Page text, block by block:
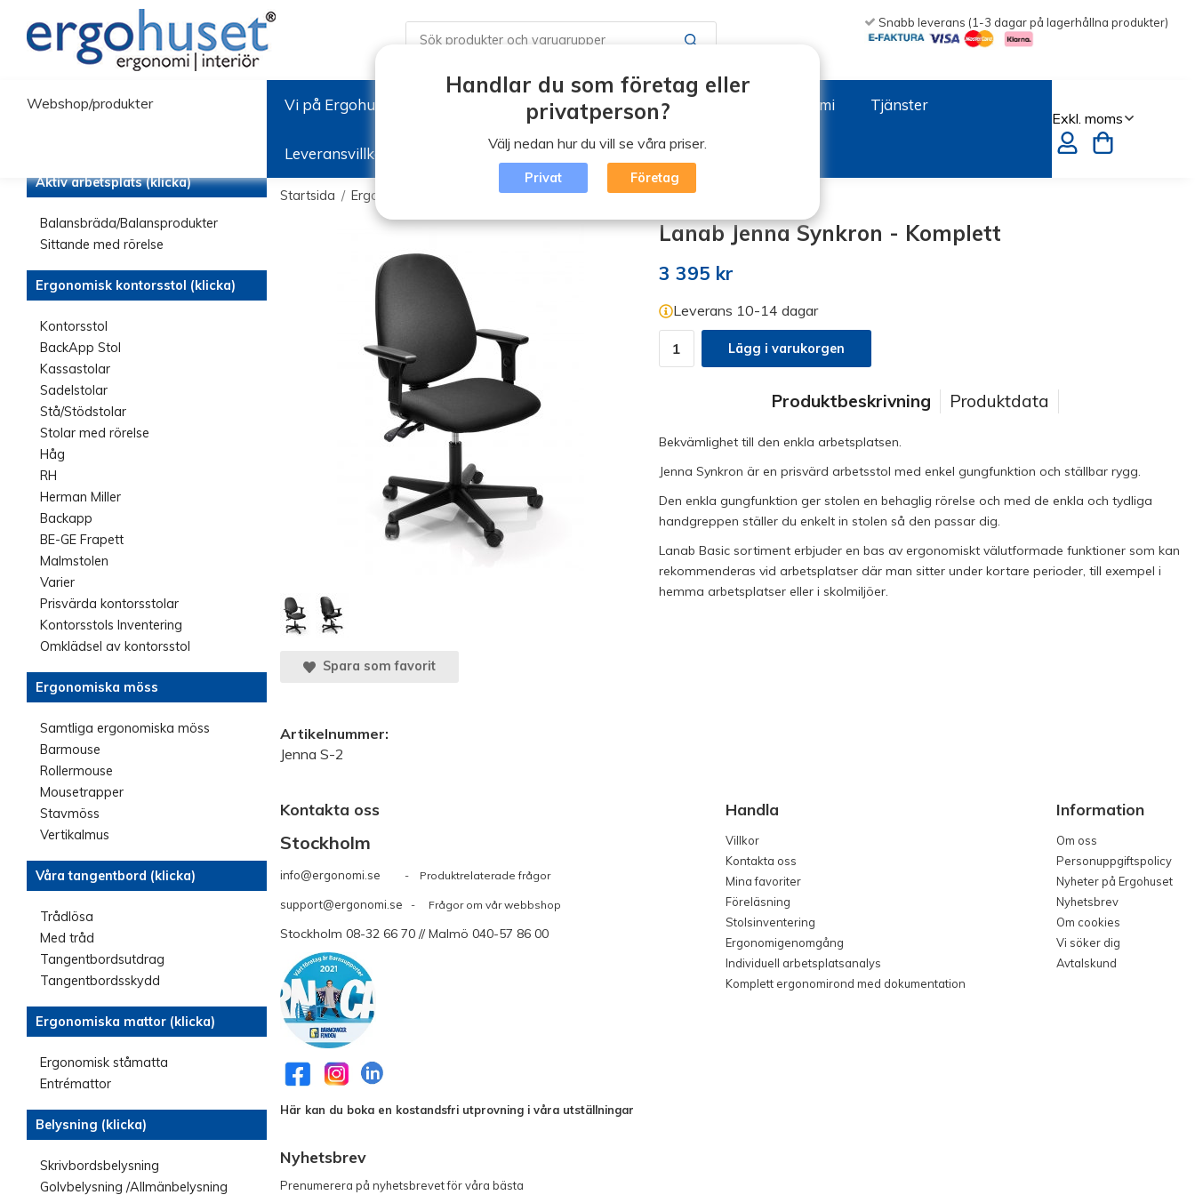
Snabb leverans (1-3 dagar på lagerhållna produkter)
Webshop/produkter Vi på Ergohuset Butiker / Öppettider Boka en tid Vad är Ergonomi Tjänster
Leveransvillkor Logga in
Startsida / Ergonomisk kontorsstol (klicka) / Lanab Jenna Synkron - Komplett
Aktiv arbetsplats (klicka)
Balansbräda/Balansprodukter
Sittande med rörelse
Ergonomisk kontorsstol (klicka)
Kontorsstol
BackApp Stol
Kassastolar
Sadelstolar
Stå/Stödstolar
Stolar med rörelse
Håg
RH
Herman Miller
Backapp
BE-GE Frapett
Malmstolen
Varier
Prisvärda kontorsstolar
Kontorsstols Inventering
Omklädsel av kontorsstol
Ergonomiska möss
Samtliga ergonomiska möss
Barmouse
Rollermouse
Mousetrapper
Stavmöss
Vertikalmus
Våra tangentbord (klicka)
Trådlösa
Med tråd
Tangentbordsutdrag
Tangentbordsskydd
Ergonomiska mattor (klicka)
Ergonomisk ståmatta
Entrémattor
Belysning (klicka)
Skrivbordsbelysning
Golvbelysning /Allmänbelysning
Lanab Jenna Synkron - Komplett
3 395 kr
Leverans 10-14 dagar
Lägg i varukorgen
Produktbeskrivning Produktdata
Bekvämlighet till den enkla arbetsplatsen.
Jenna Synkron är en prisvärd arbetsstol med enkel gungfunktion och ställbar rygg.
Den enkla gungfunktion ger stolen en behaglig rörelse och med de enkla och tydliga
handgreppen ställer du enkelt in stolen så den passar dig.
Lanab Basic sortiment erbjuder en bas av ergonomiskt välutformade funktioner som kan
rekommenderas vid arbetsplatser där man sitter under kortare perioder, till exempel i
hemma arbetsplatser eller i skolmiljöer.
Spara som favorit
Artikelnummer:
Jenna S-2
Kontakta oss
Stockholm
info@ergonomi.se - Produktrelaterade frågor
support@ergonomi.se - Frågor om vår webbshop
Stockholm 08-32 66 70 // Malmö 040-57 86 00
Här kan du boka en kostandsfri utprovning i våra utställningar
Handla
Villkor
Kontakta oss
Mina favoriter
Föreläsning
Stolsinventering
Ergonomigenomgång
Individuell arbetsplatsanalys
Komplett ergonomirond med dokumentation
Information
Om oss
Personuppgiftspolicy
Nyheter på Ergohuset
Nyhetsbrev
Om cookies
Vi söker dig
Avtalskund
Nyhetsbrev
Prenumerera på nyhetsbrevet för våra bästa
Handlar du som företag eller
privatperson?
Välj nedan hur du vill se våra priser.
Privat Företag